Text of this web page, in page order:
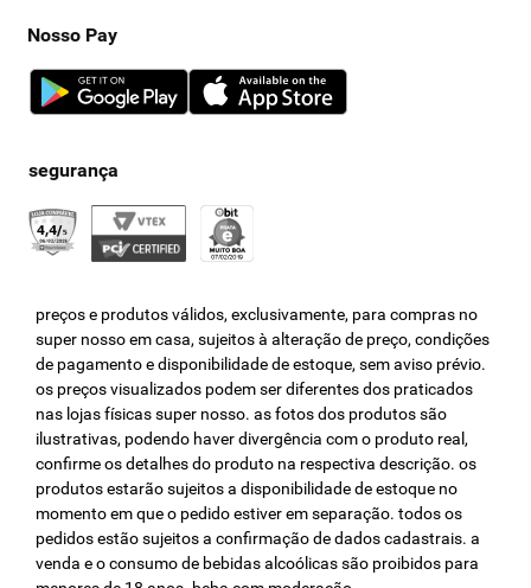
Nosso Pay
preços e produtos válidos, exclusivamente, para compras no
super nosso em casa, sujeitos à alteração de preço, condições
de pagamento e disponibilidade de estoque, sem aviso prévio.
os preços visualizados podem ser diferentes dos praticados
nas lojas físicas super nosso. as fotos dos produtos são
ilustrativas, podendo haver divergência com o produto real,
confirme os detalhes do produto na respectiva descrição. os
produtos estarão sujeitos a disponibilidade de estoque no
momento em que o pedido estiver em separação. todos os
pedidos estão sujeitos a confirmação de dados cadastrais. a
venda e o consumo de bebidas alcoólicas são proibidos para